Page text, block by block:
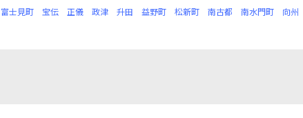
富士見町 宝伝 正儀 政津 升田 益野町 松新町 南古都 南水門町 向州